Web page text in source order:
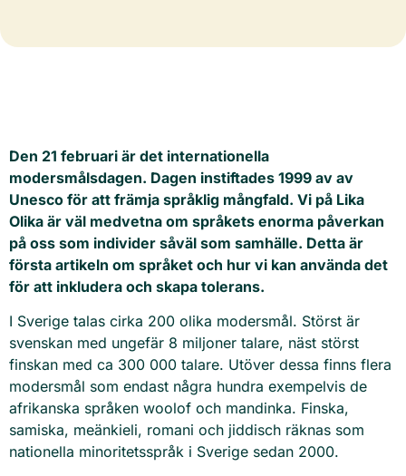
Den 21 februari är det internationella
modersmålsdagen. Dagen instiftades 1999 av av
Unesco för att främja språklig mångfald. Vi på Lika
Olika är väl medvetna om språkets enorma påverkan
på oss som individer såväl som samhälle. Detta är
första artikeln om språket och hur vi kan använda det
för att inkludera och skapa tolerans.
I Sverige talas cirka 200 olika modersmål. Störst är
svenskan med ungefär 8 miljoner talare, näst störst
finskan med ca 300 000 talare. Utöver dessa finns flera
modersmål som endast några hundra exempelvis de
afrikanska språken woolof och mandinka. Finska,
samiska, meänkieli, romani och jiddisch räknas som
nationella minoritetsspråk i Sverige sedan 2000.